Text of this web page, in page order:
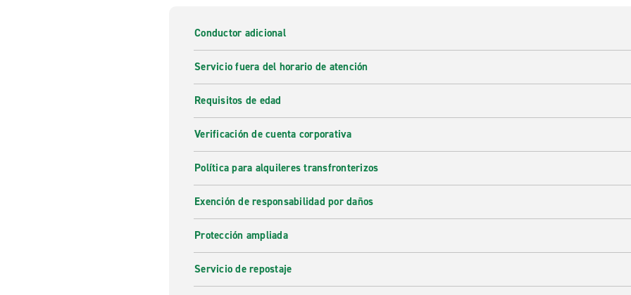
Conductor adicional
Servicio fuera del horario de atención
Requisitos de edad
Verificación de cuenta corporativa
Política para alquileres transfronterizos
Exención de responsabilidad por daños
Protección ampliada
Servicio de repostaje